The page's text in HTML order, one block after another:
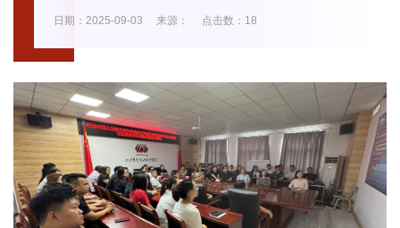
日期：2025-09-03 来源： 点击数： 18